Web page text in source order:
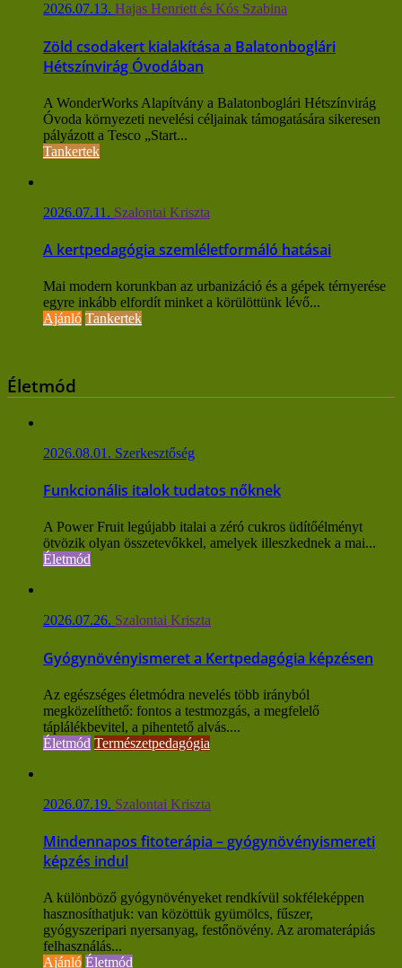
2026.07.13. Hajas Henriett és Kós Szabina
Zöld csodakert kialakítása a Balatonboglári
Hétszínvirág Óvodában
A WonderWorks Alapítvány a Balatonboglári Hétszínvirág
Óvoda környezeti nevelési céljainak támogatására sikeresen
pályázott a Tesco „Start...
Tankertek
2026.07.11. Szalontai Kriszta
A kertpedagógia szemléletformáló hatásai
Mai modern korunkban az urbanizáció és a gépek térnyerése
egyre inkább elfordít minket a körülöttünk lévő...
Ajánló Tankertek
Életmód
2026.08.01. Szerkesztőség
Funkcionális italok tudatos nőknek
A Power Fruit legújabb italai a zéró cukros üdítőélményt
ötvözik olyan összetevőkkel, amelyek illeszkednek a mai...
Életmód
2026.07.26. Szalontai Kriszta
Gyógynövényismeret a Kertpedagógia képzésen
Az egészséges életmódra nevelés több irányból
megközelíthető: fontos a testmozgás, a megfelelő
táplálékbevitel, a pihentető alvás....
Életmód Természetpedagógia
2026.07.19. Szalontai Kriszta
Mindennapos fitoterápia – gyógynövényismereti
képzés indul
A különböző gyógynövényeket rendkívül sokféleképpen
hasznosíthatjuk: van közöttük gyümölcs, fűszer,
gyógyszeripari nyersanyag, festőnövény. Az aromaterápiás
felhasználás...
Ajánló Életmód